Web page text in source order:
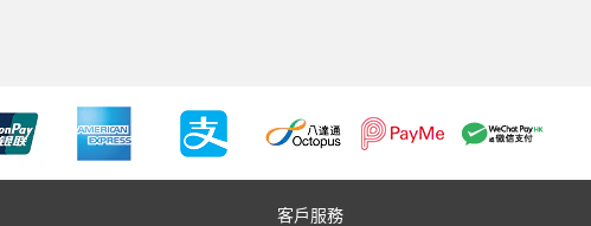
客戶服務